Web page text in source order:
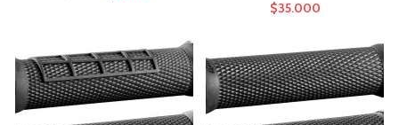
$35.000